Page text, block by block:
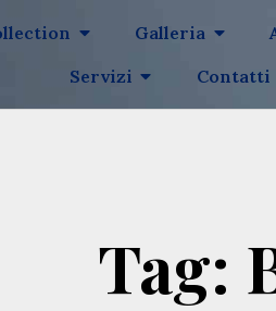
Galleria
Servizi
Contatti
Tag: